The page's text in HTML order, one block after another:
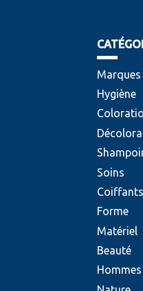
Marques
Hygiène
Soins
Coiffants
Forme
Matériel
Beauté
Hommes